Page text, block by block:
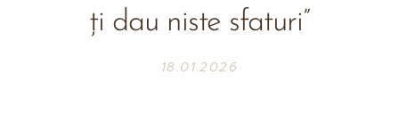
ți dau niste sfaturi”
18.01.2026